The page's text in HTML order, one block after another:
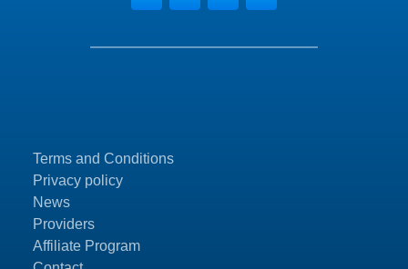
Terms and Conditions
Privacy policy
News
Providers
Affiliate Program